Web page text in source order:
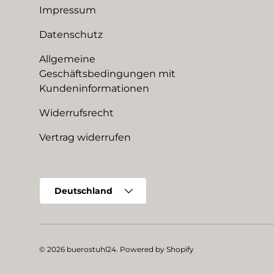
Impressum
Datenschutz
Allgemeine
Geschäftsbedingungen mit
Kundeninformationen
Widerrufsrecht
Vertrag widerrufen
Deutschland
© 2026 buerostuhl24. Powered by Shopify